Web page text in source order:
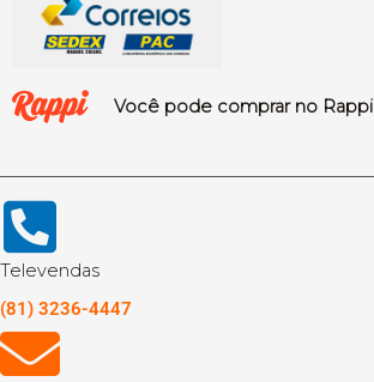
Você pode comprar no Rappi
Televendas
(81) 3236-4447